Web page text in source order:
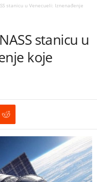
stanicu u Venecueli: Iznenađenje
stanicu u
koje